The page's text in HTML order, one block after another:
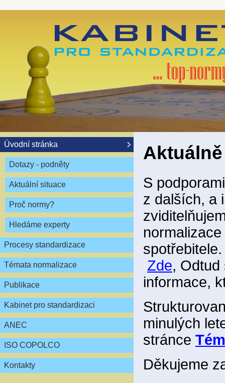
Úvodní stránka
Dotazy - podněty
Aktuální situace
Proč normy?
Hledáme experty
Procesy standardizace
Témata normalizace
Publikace
Kabinet pro standardizaci
ANEC
ISO COPOLCO
Kontakty
Aktuálně
S
z dalších, a
Zde, Odtud
informace,
minulých
stránce
Děkujeme